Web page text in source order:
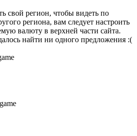
свой регион, чтобы видеть по
региона, вам следует настроить
валюту в верхней части сайта.
найти ни одного предложения :(